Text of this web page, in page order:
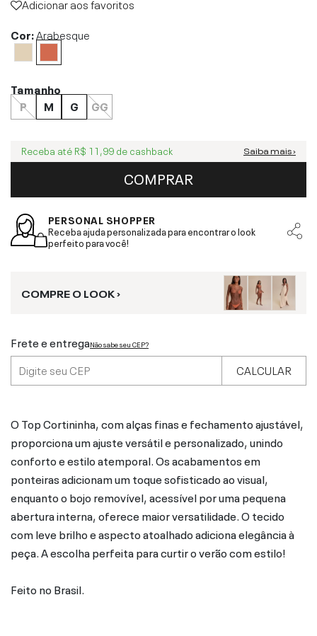
Adicionar aos favoritos
Cor:Arabesque
Tamanho
P
M G GG
Receba até R$ 11,99 de cashback Saiba mais ›
COMPRAR
PERSONAL SHOPPER
Receba ajuda personalizada para encontrar o look
perfeito para você!
COMPRE O LOOK ›
Frete e entregaNão sabe seu CEP?
CALCULAR
O Top Cortininha, com alças finas e fechamento ajustável,
proporciona um ajuste versátil e personalizado, unindo
conforto e estilo atemporal. Os acabamentos em
ponteiras adicionam um toque sofisticado ao visual,
enquanto o bojo removível, acessível por uma pequena
abertura interna, oferece maior versatilidade. O tecido
com leve brilho e aspecto atoalhado adiciona elegância à
peça. A escolha perfeita para curtir o verão com estilo!
Feito no Brasil.